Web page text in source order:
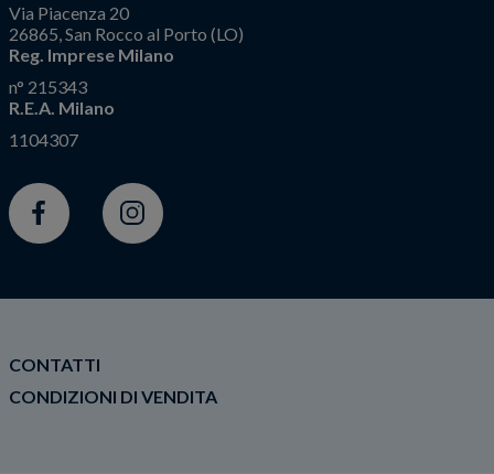
Via Piacenza 20
26865, San Rocco al Porto (LO)
Reg. Imprese Milano
n° 215343
R.E.A. Milano
1104307
Facebook Instagram
CONTATTI
CONDIZIONI DI VENDITA